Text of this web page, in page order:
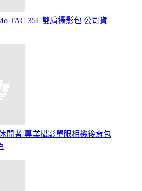
TAC 35L 雙肩攝影包 公司貨
閒者 專業攝影單眼相機後背包